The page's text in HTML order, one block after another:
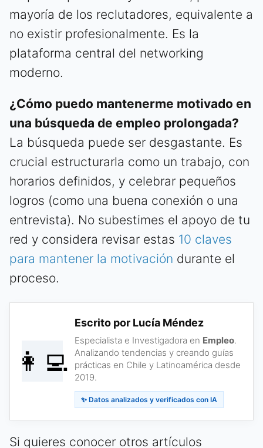
mayoría de los reclutadores, equivalente a
no existir profesionalmente. Es la
plataforma central del networking
moderno.
¿Cómo puedo mantenerme motivado en
una búsqueda de empleo prolongada?
La búsqueda puede ser desgastante. Es
crucial estructurarla como un trabajo, con
horarios definidos, y celebrar pequeños
logros (como una buena conexión o una
entrevista). No subestimes el apoyo de tu
red y considera revisar estas 10 claves
para mantener la motivación durante el
proceso.
👩‍💻
Escrito por Lucía Méndez
Especialista e Investigadora en Empleo.
Analizando tendencias y creando guías
prácticas en Chile y Latinoamérica desde
2019.
✨ Datos analizados y verificados con IA
Si quieres conocer otros artículos